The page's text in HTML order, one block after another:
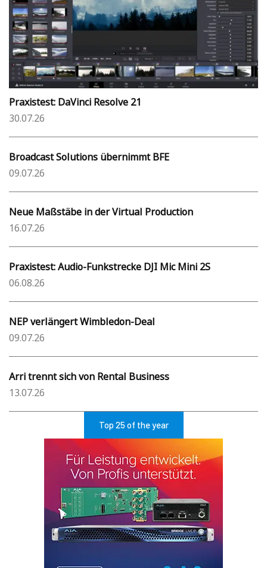
Praxistest: DaVinci Resolve 21
30.07.26
Broadcast Solutions übernimmt BFE
09.07.26
Neue Maßstäbe in der Virtual Production
16.07.26
Praxistest: Audio-Funkstrecke DJI Mic Mini 2S
06.08.26
NEP verlängert Wimbledon-Deal
09.07.26
Arri trennt sich von Rental Business
13.07.26
Top 25 of the year